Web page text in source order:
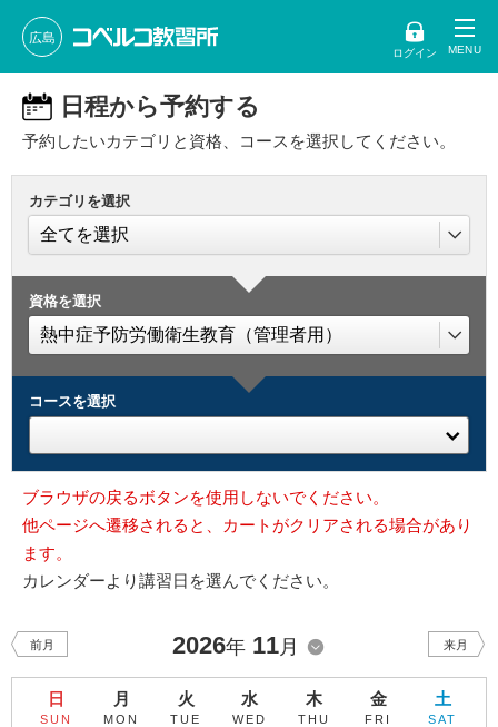
広島
ログイン
日程から予約する
予約したいカテゴリと資格、コースを選択してください。
カテゴリを選択
資格を選択
コースを選択
ブラウザの戻るボタンを使用しないでください。
他ページへ遷移されると、カートがクリアされる場合があり
ます。
カレンダーより講習日を選んでください。
前月 2026年 11月 来月
日
SUN
月
MON
火
TUE
水
WED
木
THU
金
FRI
土
SAT